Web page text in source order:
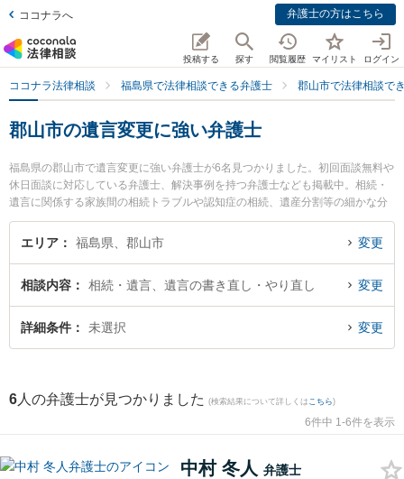
ココナラへ 弁護士の方はこちら
投稿する 探す 閲覧履歴 マイリスト ログイン
ココナラ法律相談 福島県で法律相談できる弁護士 郡山市で法律相談で
郡山市の遺言変更に強い弁護士
福島県の郡山市で遺言変更に強い弁護士が6名見つかりました。初回面談無料や
休日面談に対応している弁護士、解決事例を持つ弁護士なども掲載中。相続・
遺言に関係する家族間の相続トラブルや認知症の相続、遺産分割等の細かな分
野での絞り込み検索もでき便利です。特にベリーベスト法律事務所 郡山オフィ
スの中村 冬人弁護士や令法律事務所の吉田 尚志弁護士、弁護士法人アルマ郡山
に弁護士に相談したい』『遺言変更のトラブル解決の実績豊富な近くの弁護士
を検索したい』『初回相談無料で遺言変更を法律相談できる郡山市内の弁護士
に相談予約したい』などでお困りの相談者さんにおすすめです。
エリア 福島県、郡山市 変更
相談内容 相続・遺言、遺言の書き直し・やり直し 変更
詳細条件 未選択 変更
6 人の弁護士が見つかりました (検索結果について詳しくは こちら)
6件中 1-6件を表示
中村 冬人 弁護士